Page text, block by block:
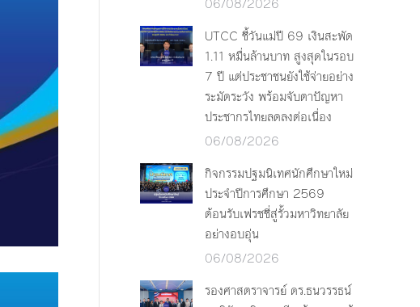
UTCC ชี้วันแม่ปี 69 เงินสะพัด
1.11 หมื่นล้านบาท สูงสุดในรอบ
7 ปี แต่ประชาชนยังใช้จ่ายอย่าง
ระมัดระวัง พร้อมจับตาปัญหา
ประชากรไทยลดลงต่อเนื่อง
06/08/2026
กิจกรรมปฐมนิเทศนักศึกษาใหม่
ประจำปีการศึกษา 2569
ต้อนรับเฟรชชี่สู่รั้วมหาวิทยาลัย
อย่างอบอุ่น
06/08/2026
รองศาสตราจารย์ ดร.ธนวรรธน์